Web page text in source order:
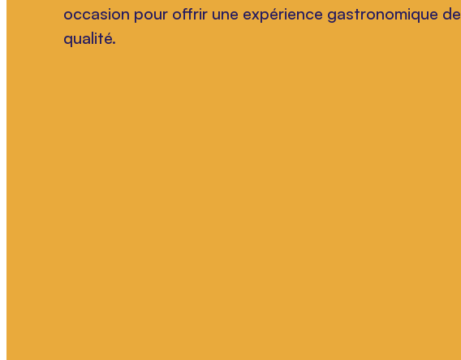
occasion pour offrir une expérience gastronomique de
qualité.